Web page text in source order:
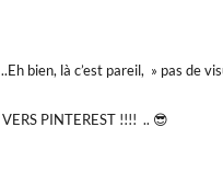
bien, là c’est pareil, » pas de
PINTEREST !!!! .. 😎